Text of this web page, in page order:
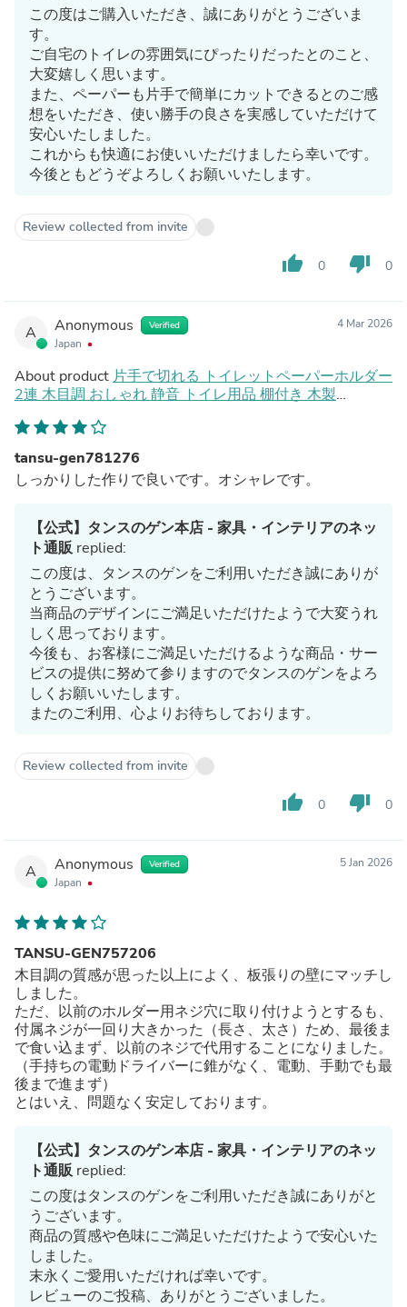
この度はご購入いただき、誠にありがとうございま
す。
ご自宅のトイレの雰囲気にぴったりだったとのこと、
大変嬉しく思います。
また、ペーパーも片手で簡単にカットできるとのご感
想をいただき、使い勝手の良さを実感していただけて
安心いたしました。
これからも快適にお使いいただけましたら幸いです。
今後ともどうぞよろしくお願いいたします。
Review collected from invite
thumb_up 0 thumb_down 0
A Anonymous Verified
Japan
4 Mar 2026
About product 片手で切れる トイレットペーパーホルダー
2連 木目調 おしゃれ 静音 トイレ用品 棚付き 木製
tansu-gen781276
しっかりした作りで良いです。オシャレです。
【公式】タンスのゲン本店 - 家具・インテリアのネッ
ト通販replied:
この度は、タンスのゲンをご利用いただき誠にありが
とうございます。
当商品のデザインにご満足いただけたようで大変うれ
しく思っております。
今後も、お客様にご満足いただけるような商品・サー
ビスの提供に努めて参りますのでタンスのゲンをよろ
しくお願いいたします。
またのご利用、心よりお待ちしております。
Review collected from invite
thumb_up 0 thumb_down 0
A Anonymous Verified
Japan
5 Jan 2026
TANSU-GEN757206
木目調の質感が思った以上によく、板張りの壁にマッチし
しました。
ただ、以前のホルダー用ネジ穴に取り付けようとするも、
付属ネジが一回り大きかった（長さ、太さ）ため、最後ま
で食い込まず、以前のネジで代用することになりました。
（手持ちの電動ドライバーに錐がなく、電動、手動でも最
後まで進まず）
とはいえ、問題なく安定しております。
【公式】タンスのゲン本店 - 家具・インテリアのネッ
ト通販replied:
この度はタンスのゲンをご利用いただき誠にありがと
うございます。
商品の質感や色味にご満足いただけたようで安心いた
しました。
末永くご愛用いただければ幸いです。
レビューのご投稿、ありがとうございました。